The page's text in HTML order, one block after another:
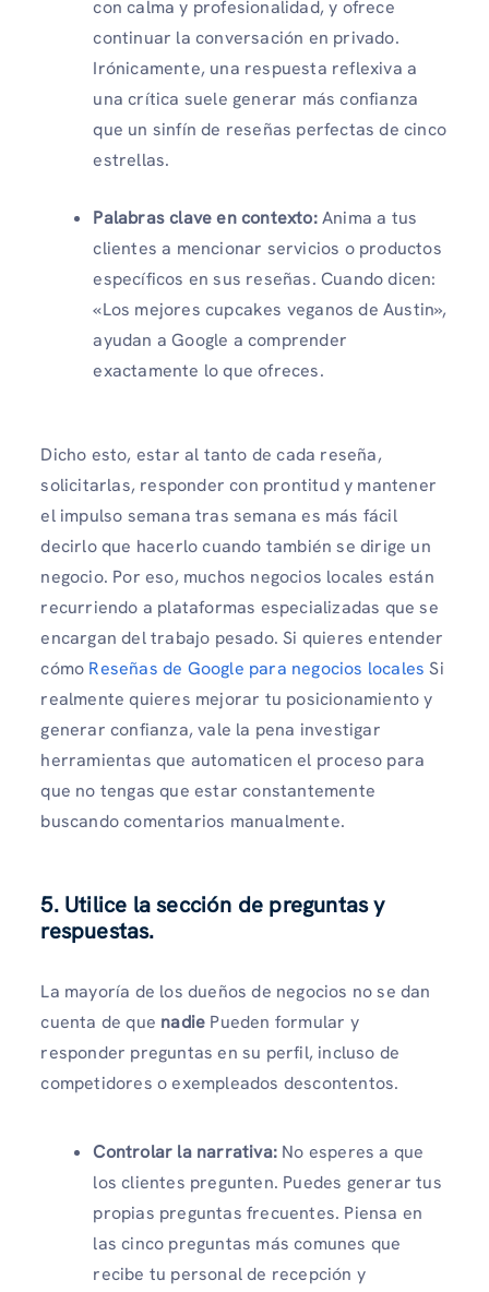
con calma y profesionalidad, y ofrece
continuar la conversación en privado.
Irónicamente, una respuesta reflexiva a
una crítica suele generar más confianza
que un sinfín de reseñas perfectas de cinco
estrellas.
Palabras clave en contexto:Anima a tus
clientes a mencionar servicios o productos
específicos en sus reseñas. Cuando dicen:
«Los mejores cupcakes veganos de Austin»,
ayudan a Google a comprender
exactamente lo que ofreces.
Dicho esto, estar al tanto de cada reseña,
solicitarlas, responder con prontitud y mantener
el impulso semana tras semana es más fácil
decirlo que hacerlo cuando también se dirige un
negocio. Por eso, muchos negocios locales están
recurriendo a plataformas especializadas que se
encargan del trabajo pesado. Si quieres entender
cómo Reseñas de Google para negocios locales Si
realmente quieres mejorar tu posicionamiento y
generar confianza, vale la pena investigar
herramientas que automaticen el proceso para
que no tengas que estar constantemente
buscando comentarios manualmente.
5. Utilice la sección de preguntas y
respuestas.
La mayoría de los dueños de negocios no se dan
cuenta de que nadie Pueden formular y
responder preguntas en su perfil, incluso de
competidores o exempleados descontentos.
Controlar la narrativa: No esperes a que
los clientes pregunten. Puedes generar tus
propias preguntas frecuentes. Piensa en
las cinco preguntas más comunes que
recibe tu personal de recepción y